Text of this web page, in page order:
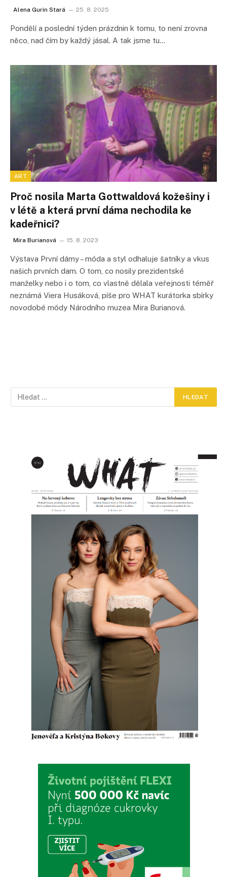
Alena Gurin Stará 25. 8. 2025
Pondělí a poslední týden prázdnin k tomu, to není zrovna
něco, nad čím by každý jásal. A tak jsme tu…
ART
Proč nosila Marta Gottwaldová kožešiny i
v létě a která první dáma nechodila ke
kadeřnici?
Mira Burianová 15. 8. 2023
Výstava První dámy – móda a styl odhaluje šatníky a vkus
našich prvních dam. O tom, co nosily prezidentské
manželky nebo i o tom, co vlastně dělala veřejnosti téměř
neznámá Viera Husáková, píše pro WHAT kurátorka sbírky
novodobé módy Národního muzea Mira Burianová.